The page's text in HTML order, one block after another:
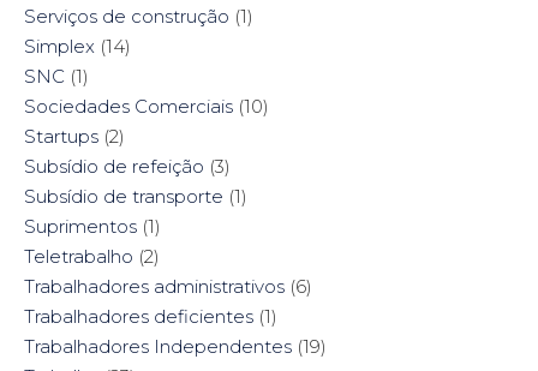
Serviços de construção (1)
Simplex (14)
SNC (1)
Sociedades Comerciais (10)
Startups (2)
Subsídio de refeição (3)
Subsídio de transporte (1)
Suprimentos (1)
Teletrabalho (2)
Trabalhadores administrativos (6)
Trabalhadores deficientes (1)
Trabalhadores Independentes (19)